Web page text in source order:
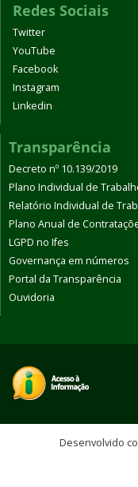
Redes Sociais
Twitter
YouTube
Facebook
Instagram
Linkedin
Transparência
Decreto nº 10.139/2019
Plano Individual de
Relatório Individual de
Plano Anual de
LGPD no Ifes
Governança em números
Portal da Transparência
Ouvidoria
Desenvolvido